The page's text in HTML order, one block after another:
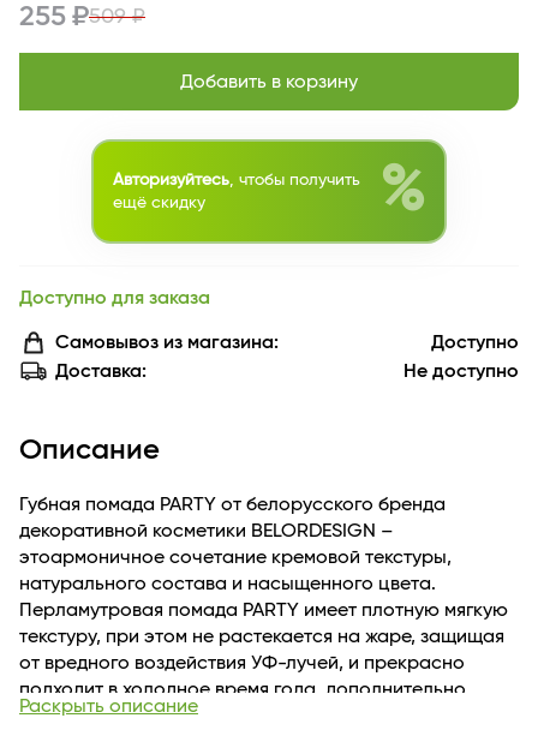
255 ₽509 ₽
Добавить в корзину
Авторизуйтесь , чтобы получить
ещё скидку
%
Доступно для заказа
Самовывоз из магазина:
Доступно
Доставка:
Не доступно
Описание
Губная помада PARTY от белорусского бренда
декоративной косметики BELORDESIGN –
этоармоничное сочетание кремовой текстуры,
натурального состава и насыщенного цвета.
Перламутровая помада PARTY имеет плотную мягкую
текстуру, при этом не растекается на жаре, защищая
от вредного воздействия УФ-лучей, и прекрасно
подходит в холодное время года, дополнительно
увлажняя и питая губы как защитный бальзам.Губная
Раскрыть описание